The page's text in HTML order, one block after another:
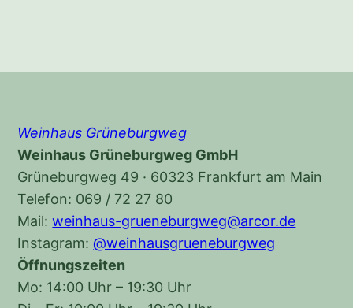
Weinhaus Grüneburgweg
Weinhaus Grüneburgweg GmbH
Grüneburgweg 49 · 60323 Frankfurt am Main
Telefon: 069 / 72 27 80
Mail:weinhaus-grueneburgweg@arcor.de
Instagram:@weinhausgrueneburgweg
Öffnungszeiten
Mo: 14:00 Uhr – 19:30 Uhr